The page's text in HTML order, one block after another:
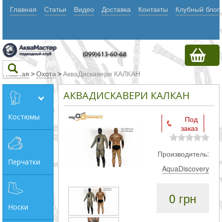
Главная Статьи Видео Доставка Контакты Клубный блог
Текст
Искать
Любое из
слов
слова
Точное
Главная >Охота >АкваДискавери КАЛКАН
Костюмы
Перчатки
Носки
АКВАДИСКАВЕРИ КАЛКАН
Под
заказ
Производитель:
AquaDiscovery
0 грн